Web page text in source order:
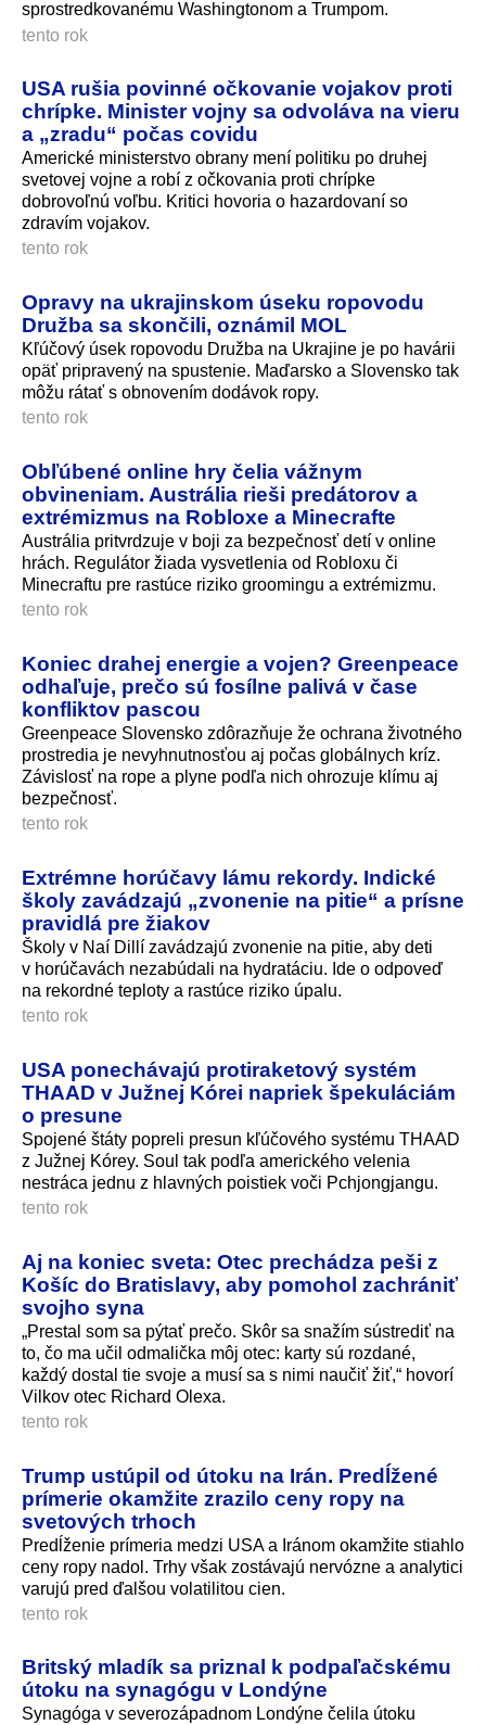
sprostredkovanému Washingtonom a Trumpom.
tento rok
USA rušia povinné očkovanie vojakov proti
chrípke. Minister vojny sa odvoláva na vieru
a „zradu“ počas covidu
Americké ministerstvo obrany mení politiku po druhej
svetovej vojne a robí z očkovania proti chrípke
dobrovoľnú voľbu. Kritici hovoria o hazardovaní so
zdravím vojakov.
tento rok
Opravy na ukrajinskom úseku ropovodu
Družba sa skončili, oznámil MOL
Kľúčový úsek ropovodu Družba na Ukrajine je po havárii
opäť pripravený na spustenie. Maďarsko a Slovensko tak
môžu rátať s obnovením dodávok ropy.
tento rok
Obľúbené online hry čelia vážnym
obvineniam. Austrália rieši predátorov a
extrémizmus na Robloxe a Minecrafte
Austrália pritvrdzuje v boji za bezpečnosť detí v online
hrách. Regulátor žiada vysvetlenia od Robloxu či
Minecraftu pre rastúce riziko groomingu a extrémizmu.
tento rok
Koniec drahej energie a vojen? Greenpeace
odhaľuje, prečo sú fosílne palivá v čase
konfliktov pascou
Greenpeace Slovensko zdôrazňuje že ochrana životného
prostredia je nevyhnutnosťou aj počas globálnych kríz.
Závislosť na rope a plyne podľa nich ohrozuje klímu aj
bezpečnosť.
tento rok
Extrémne horúčavy lámu rekordy. Indické
školy zavádzajú „zvonenie na pitie“ a prísne
pravidlá pre žiakov
Školy v Naí Dillí zavádzajú zvonenie na pitie, aby deti
v horúčavách nezabúdali na hydratáciu. Ide o odpoveď
na rekordné teploty a rastúce riziko úpalu.
tento rok
USA ponechávajú protiraketový systém
THAAD v Južnej Kórei napriek špekuláciám
o presune
Spojené štáty popreli presun kľúčového systému THAAD
z Južnej Kórey. Soul tak podľa amerického velenia
nestráca jednu z hlavných poistiek voči Pchjongjangu.
tento rok
Aj na koniec sveta: Otec prechádza peši z
Košíc do Bratislavy, aby pomohol zachrániť
svojho syna
„Prestal som sa pýtať prečo. Skôr sa snažím sústrediť na
to, čo ma učil odmalička môj otec: karty sú rozdané,
každý dostal tie svoje a musí sa s nimi naučiť žiť,“ hovorí
Vilkov otec Richard Olexa.
tento rok
Trump ustúpil od útoku na Irán. Predĺžené
prímerie okamžite zrazilo ceny ropy na
svetových trhoch
Predĺženie prímeria medzi USA a Iránom okamžite stiahlo
ceny ropy nadol. Trhy však zostávajú nervózne a analytici
varujú pred ďalšou volatilitou cien.
tento rok
Britský mladík sa priznal k podpaľačskému
útoku na synagógu v Londýne
Synagóga v severozápadnom Londýne čelila útoku